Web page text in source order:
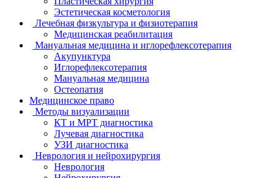
Эстетическая косметология
Лечебная физкультура и физиотерапия
Медицинская реабилитация
Мануальная медицина и иглорефлексотерапия
Акупунктура
Иглорефлексотерапия
Мануальная медицина
Остеопатия
Медицинское право
Методы визуализации
КТ и МРТ диагностика
Лучевая диагностика
УЗИ диагностика
Неврология и нейрохирургия
Неврология